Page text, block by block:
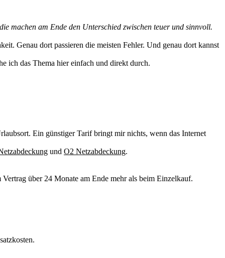
machen am Ende den Unterschied zwischen teuer und sinnvoll.
Genau dort passieren die meisten Fehler. Und genau dort kannst
ich das Thema hier einfach und direkt durch.
Ein günstiger Tarif bringt mir nichts, wenn das Internet
und O2 Netzabdeckung.
über 24 Monate am Ende mehr als beim Einzelkauf.